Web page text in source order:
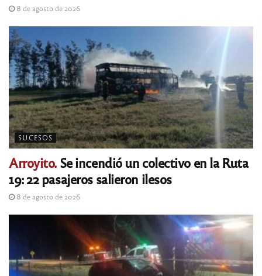
8 de agosto de 2026
SUCESOS
Arroyito. Se incendió un colectivo en la Ruta
19: 22 pasajeros salieron ilesos
8 de agosto de 2026